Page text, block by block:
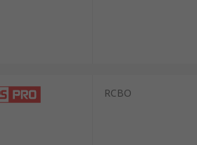
RCBO